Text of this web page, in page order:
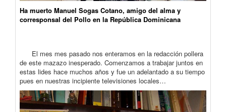
Ha muerto Manuel Sogas Cotano, amigo del alma y
corresponsal del Pollo en la República Dominicana
El mes mes pasado nos enteramos en la redacción pollera
de este mazazo inesperado. Comenzamos a trabajar juntos en
estas lides hace muchos años y fue un adelantado a su tiempo
pues en nuestras incipiente televisiones locales…